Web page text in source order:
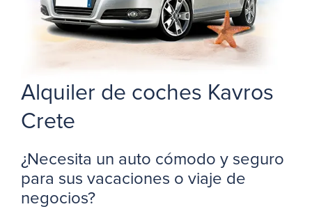
Alquiler de coches Kavros
Crete
¿Necesita un auto cómodo y seguro
para sus vacaciones o viaje de
negocios?